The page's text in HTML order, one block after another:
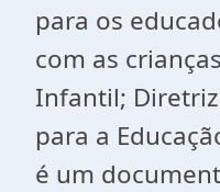
para os
com as
Infantil;
para a
é um